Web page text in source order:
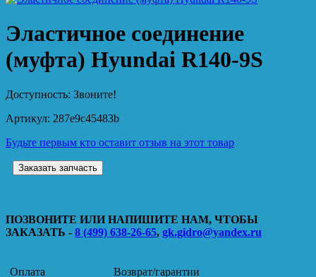
Эластичное соединение
(муфта) Hyundai R140-9S
Доступность: Звоните!
Артикул: 287e9c45483b
Будьте первым кто оставит отзыв на этот товар
Заказать запчасть
ПОЗВОНИТЕ ИЛИ НАПИШИТЕ НАМ, ЧТОБЫ
ЗАКАЗАТЬ - 8 (499) 638-26-65, gk.gidro@yandex.ru
Оплата Возврат/гарантии